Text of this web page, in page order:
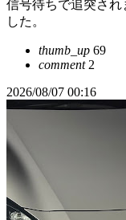
信号待ちで追突され
した。
thumb_up 69
comment2
2026/08/07 00:16